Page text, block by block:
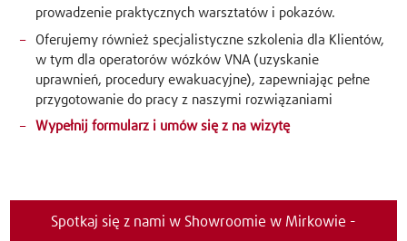
prowadzenie praktycznych warsztatów i pokazów.
Oferujemy również specjalistyczne szkolenia dla Klientów,
w tym dla operatorów wózków VNA (uzyskanie
uprawnień, procedury ewakuacyjne), zapewniając pełne
przygotowanie do pracy z naszymi rozwiązaniami
Wypełnij formularz i umów się z na wizytę
Spotkaj się z nami w Showroomie w Mirkowie -